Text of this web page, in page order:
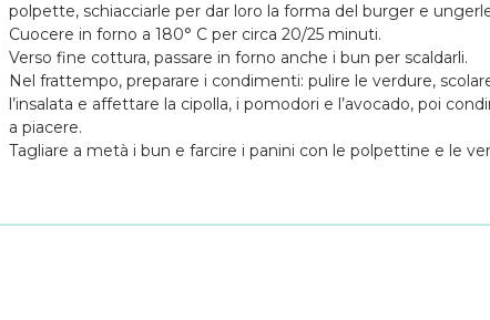
polpette, schiacciarle per dar loro la forma del burger e ungerle
Cuocere in forno a 180° C per circa 20/25 minuti.
Verso fine cottura, passare in forno anche i bun per scaldarli.
Nel frattempo, preparare i condimenti: pulire le verdure,
l’insalata e affettare la cipolla, i pomodori e l’avocado, poi
a piacere.
Tagliare a metà i bun e farcire i panini con le polpettine e le